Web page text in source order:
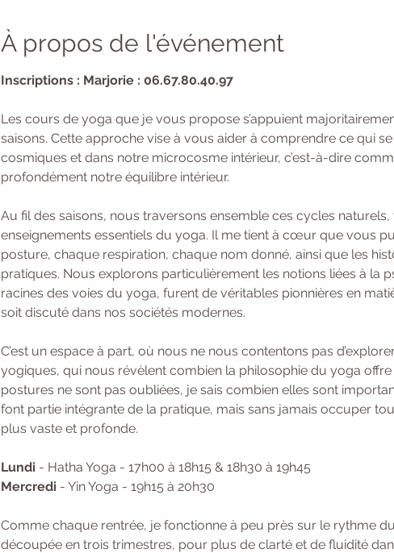
À propos de l'événement
Inscriptions : Marjorie : 06.67.80.40.97
Les cours de yoga que je vous propose s’appuient
saisons. Cette approche vise à vous aider à comprendre ce qui
cosmiques et dans notre microcosme intérieur, c’est-à-dire
profondément notre équilibre intérieur.
Au fil des saisons, nous traversons ensemble ces cycles
enseignements essentiels du yoga. Il me tient à cœur que vous
posture, chaque respiration, chaque nom donné, ainsi que les
pratiques. Nous explorons particulièrement les notions liées à la
racines des voies du yoga, furent de véritables pionnières en
soit discuté dans nos sociétés modernes.
C’est un espace à part, où nous ne nous contentons pas
yogiques, qui nous révèlent combien la philosophie du yoga offre
postures ne sont pas oubliées, je sais combien elles sont
font partie intégrante de la pratique, mais sans jamais occuper
plus vaste et profonde.
Lundi - Hatha Yoga - 17h00 à 18h15 & 18h30 à 19h45
Mercredi - Yin Yoga - 19h15 à 20h30
Comme chaque rentrée, je fonctionne à peu près sur le rythme
découpée en trois trimestres, pour plus de clarté et de fluidité